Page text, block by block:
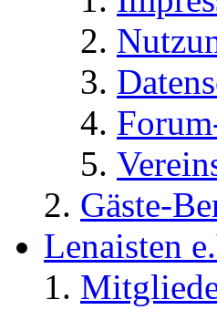
Gäste-
Lenaisten